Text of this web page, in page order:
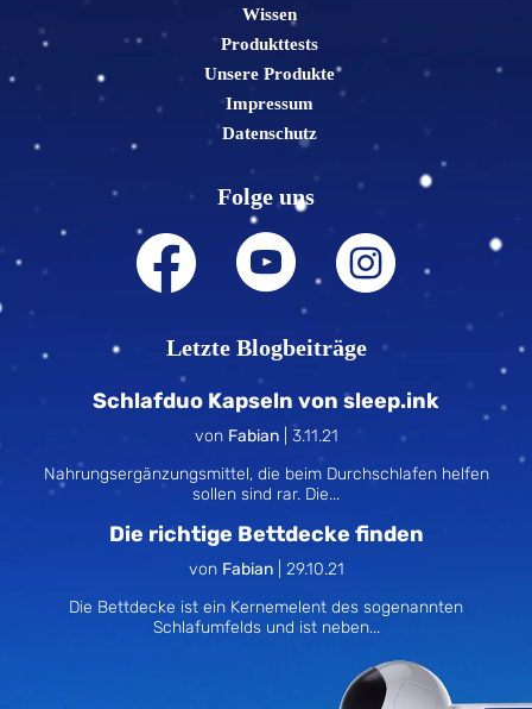
Wissen
Produkttests
Unsere Produkte
Impressum
Datenschutz
Folge uns
Letzte Blogbeiträge
Schlafduo Kapseln von sleep.ink
von Fabian| 3.11.21
Nahrungsergänzungsmittel, die beim Durchschlafen helfen
sollen sind rar. Die...
Die richtige Bettdecke finden
von Fabian| 29.10.21
Die Bettdecke ist ein Kernemelent des sogenannten
Schlafumfelds und ist neben...